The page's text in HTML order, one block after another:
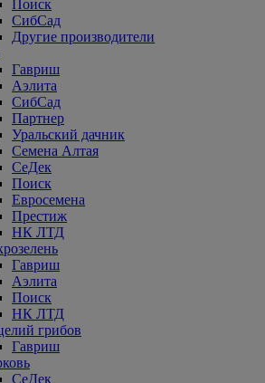
Поиск
СибСад
Другие производители
Гавриш
Аэлита
СибСад
Партнер
Уральский дачник
Семена Алтая
СеДек
Поиск
Евросемена
Престиж
НК ЛТД
Гавриш
Аэлита
Поиск
НК ЛТД
грибов
Гавриш
СеДек